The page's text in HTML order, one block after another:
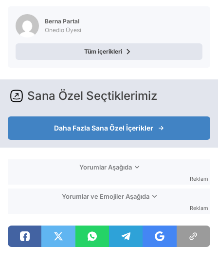
Berna Partal
Onedio Üyesi
Tüm içerikleri
Sana Özel Seçtiklerimiz
Daha Fazla Sana Özel İçerikler
Yorumlar Aşağıda
Reklam
Yorumlar ve Emojiler Aşağıda
Reklam